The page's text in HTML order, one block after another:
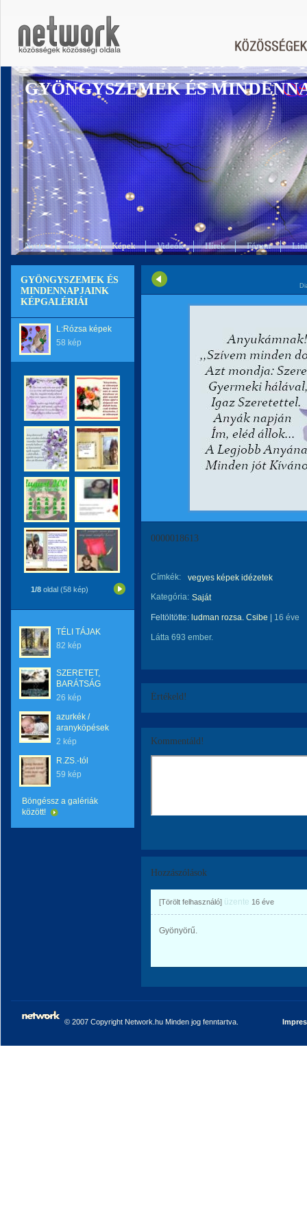
GYÖNGYSZEMEK ÉS
Nyitó Tagok Képek Videók Hírek Fórum
GYÖNGYSZEMEK ÉS
MINDENNAPJAINK
KÉPGALÉRIÁI
L:Rózsa képek
58 kép
1/8 oldal (58 kép)
TÉLI TÁJAK
82 kép
SZERETET,
BARÁTSÁG
26 kép
azurkék /
aranyköpések
2 kép
R.ZS.-tól
59 kép
Böngéssz a galériák
között!
0000018613
Címkék:
vegyes képek idézetek
Kategória: Saját
Feltöltötte: ludman rozsa. Csibe 16 éve
Látta 693 ember.
Értékeld!
Kommentáld!
Hozzászólások
[Törölt felhasználó] üzente 16 éve
Gyönyörű.
© 2007 Copyright Network.hu Minden jog fenntartva.